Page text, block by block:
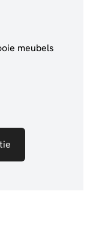
meubels